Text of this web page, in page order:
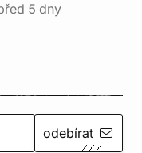
5 dny
odebírat